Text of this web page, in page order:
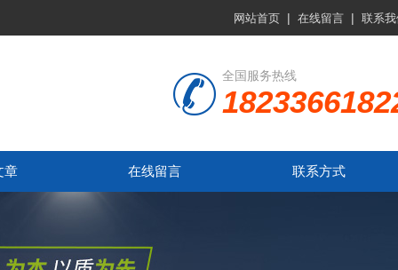
网站首页 | 在线留言 | 联系
全国服务热线
章 在线留言 联系方式